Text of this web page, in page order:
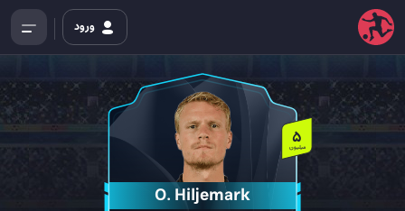
ورود
O. Hiljemark
5
میلیون